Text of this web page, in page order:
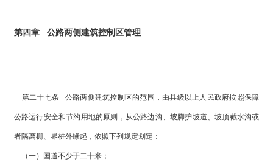
第四章 公路两侧建筑控制区管理
第二十七条 公路两侧建筑控制区的范围，由县级以上人民政府按照保障
公路运行安全和节约用地的原则，从公路边沟、坡脚护坡道、坡顶截水沟或
者隔离栅、界桩外缘起，依照下列规定划定：
（一）国道不少于二十米；